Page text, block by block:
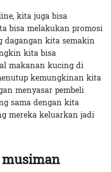
kita juga bisa
bisa melakukan promosi
dagangan kita semakin
kita bisa
makanan kucing di
kemungkinan kita
menyasar pembeli
sama dengan kita
mereka keluarkan jadi